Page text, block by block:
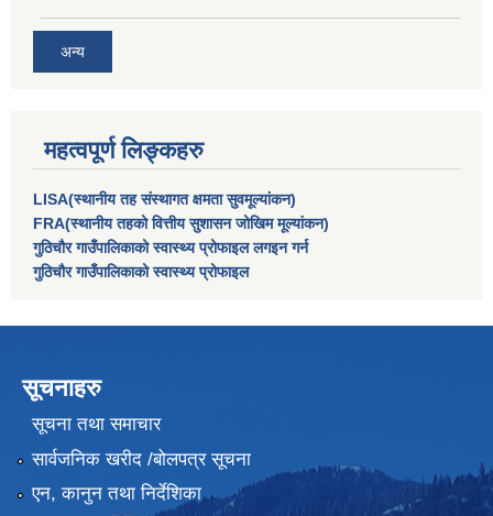
अन्य
महत्वपूर्ण लिङ्कहरु
LISA(स्थानीय तह संस्थागत क्षमता सुवमूल्यांकन)
FRA(स्थानीय तहको वित्तीय सुशासन जोखिम मूल्यांकन)
गुठिचौर गाउँपालिकाको स्वास्थ्य प्रोफाइल लगइन गर्न
गुठिचौर गाउँपालिकाको स्वास्थ्य प्रोफाइल
सूचनाहरु
सूचना तथा समाचार
सार्वजनिक खरीद /बोलपत्र सूचना
एन, कानुन तथा निर्देशिका